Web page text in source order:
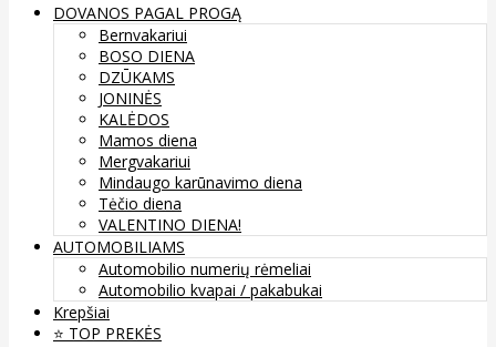
DOVANOS PAGAL PROGĄ
Bernvakariui
BOSO DIENA
DZŪKAMS
JONINĖS
KALĖDOS
Mamos diena
Mergvakariui
Mindaugo karūnavimo diena
Tėčio diena
VALENTINO DIENA!
AUTOMOBILIAMS
Automobilio numerių rėmeliai
Automobilio kvapai / pakabukai
Krepšiai
⭐️ TOP PREKĖS